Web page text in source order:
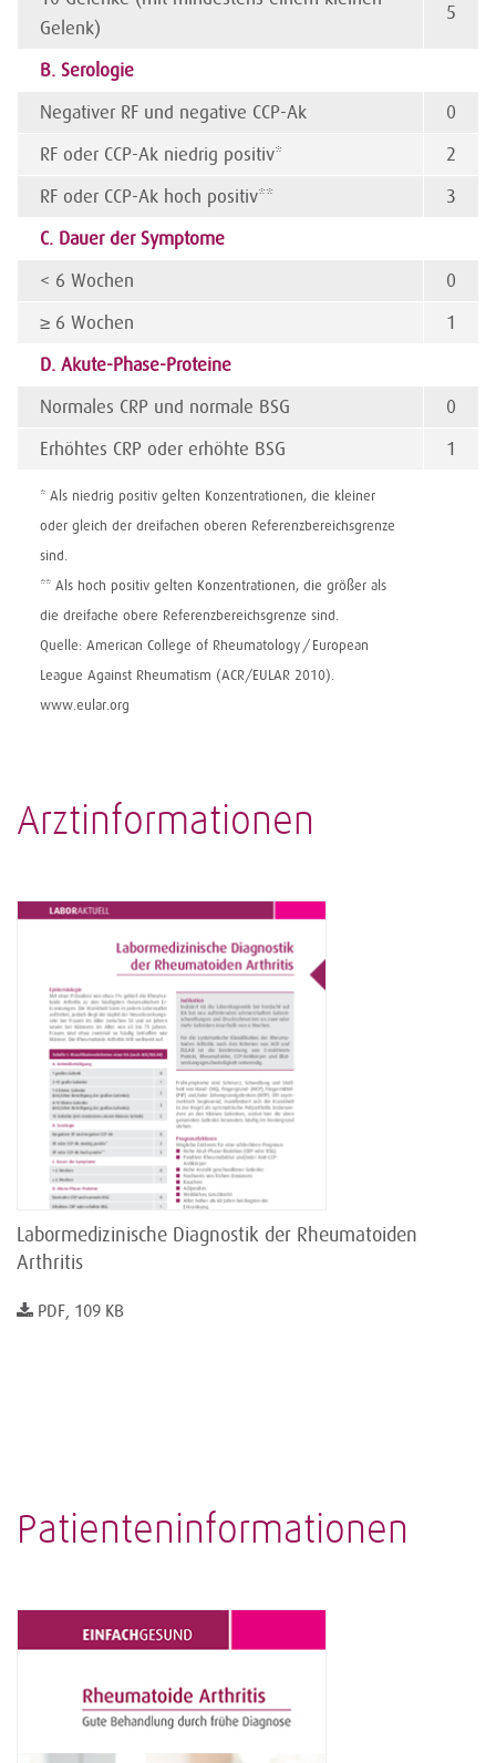
Gelenk)
5
B. Serologie
Negativer RF und negative CCP-Ak
0
RF oder CCP-Ak niedrig positiv*
2
RF oder CCP-Ak hoch positiv**
3
C. Dauer der Symptome
< 6 Wochen
0
≥ 6 Wochen
1
D. Akute-Phase-Proteine
Normales CRP und normale BSG
0
Erhöhtes CRP oder erhöhte BSG
1
* Als niedrig positiv gelten Konzentra­tionen, die kleiner
oder gleich der ­dreifachen oberen Referenzbereichsgrenze
sind.
** Als hoch positiv gelten Konzentra­tionen, die größer als
die dreifache obere Referenzbereichsgrenze sind.
Quelle: American College of Rheumatology / European
League Against Rheumatism (ACR/EULAR 2010).
www.eular.org
Arztinformationen
Labormedizinische Diagnostik der Rheumatoiden
Arthritis
PDF, 109 KB
Patienteninformationen